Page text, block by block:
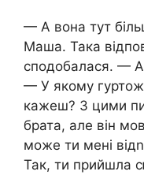
— А вона тут
Маша. Така
сподобалася. —
— У якому
кажеш? З цими
брата, але він
може ти мені
Так, ти прийшла